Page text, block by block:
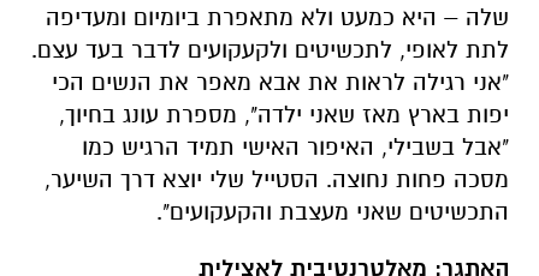
שלה – היא כמעט ולא מתאפרת ביומיום ומעדיפה
לתת לאופי, לתכשיטים ולקעקועים לדבר בעד עצם.
"אני רגילה לראות את אבא מאפר את הנשים הכי
יפות בארץ מאז שאני ילדה", מספרת עונג בחיוך,
"אבל בשבילי, האיפור האישי תמיד הרגיש כמו
מסכה פחות נחוצה. הסטייל שלי יוצא דרך השיער,
התכשיטים שאני מעצבת והקעקועים".
האתגר: מאלטרנטיבית לאצילית